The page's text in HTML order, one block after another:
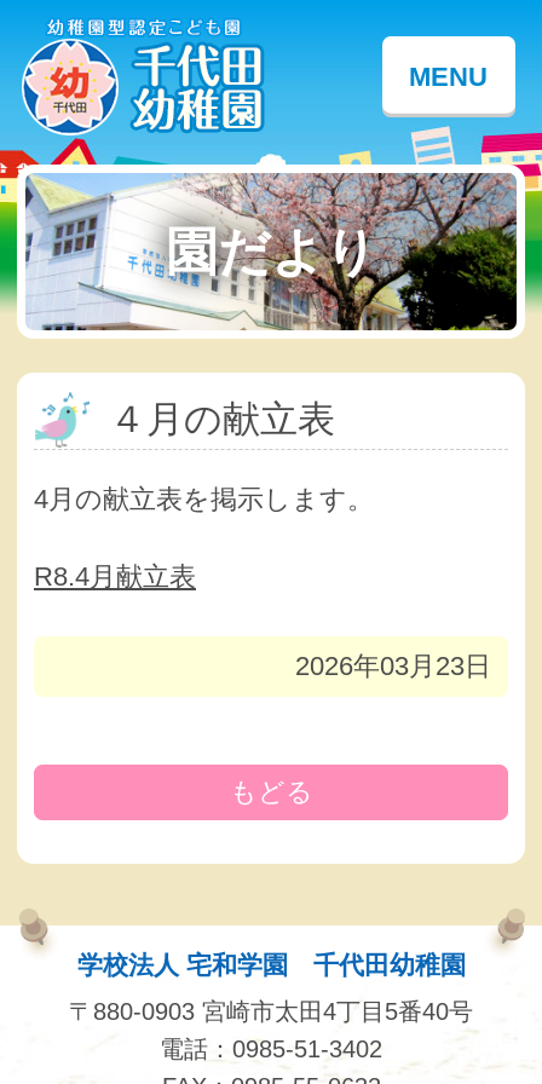
MENU
園だより
４月の献立表
4月の献立表を掲示します。
R8.4月献立表
2026年03月23日
もどる
学校法人 宅和学園 千代田幼稚園
〒880-0903 宮崎市太田4丁目5番40号
電話：0985-51-3402